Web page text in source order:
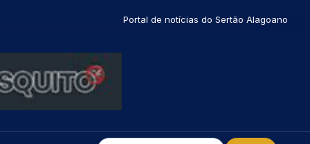
Portal de notícias do Sertão Alagoano